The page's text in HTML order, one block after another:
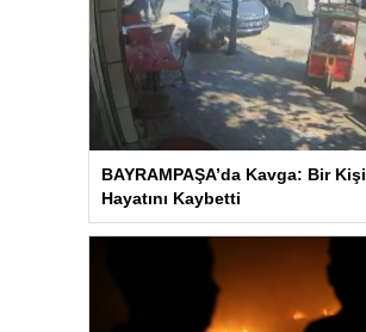
BAYRAMPAŞA’da Kavga: Bir Kişi
Hayatını Kaybetti